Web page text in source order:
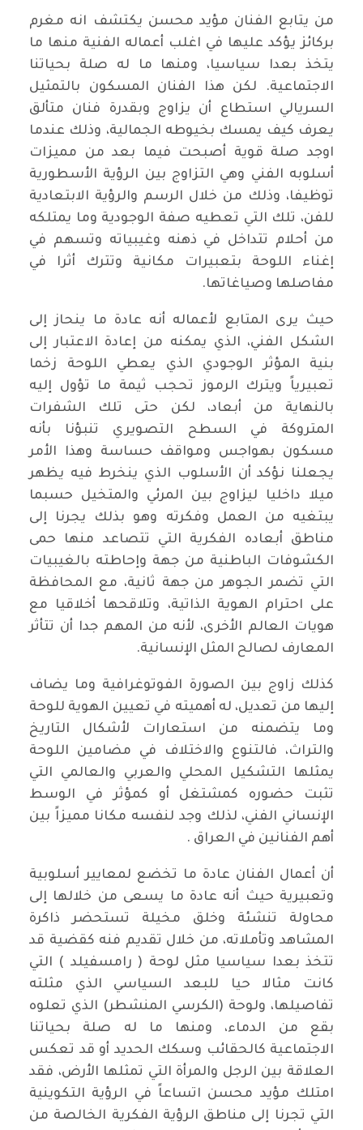
من يتابع الفنان مؤيد محسن يكتشف انه مغرم
بركائز يؤكد عليها في اغلب أعماله الفنية منها ما
يتخذ بعدا سياسيا، ومنها ما له صلة بحياتنا
الاجتماعية. لكن هذا الفنان المسكون بالتمثيل
السريالي استطاع أن يزاوج وبقدرة فنان متألق
يعرف كيف يمسك بخيوطه الجمالية، وذلك عندما
اوجد صلة قوية أصبحت فيما بعد من مميزات
أسلوبه الفني وهي التزاوج بين الرؤية الأسطورية
توظيفا، وذلك من خلال الرسم والرؤية الابتعادية
للفن، تلك التي تعطيه صفة الوجودية وما يمتلكه
من أحلام تتداخل في ذهنه وغيبياته وتسهم في
إغناء اللوحة بتعبيرات مكانية وتترك أثرا في
مفاصلها وصياغاتها.
حيث يرى المتابع لأعماله أنه عادة ما ينحاز إلى
الشكل الفني، الذي يمكنه من إعادة الاعتبار إلى
بنية المؤثر الوجودي الذي يعطي اللوحة زخما
تعبيرياً ويترك الرموز تحجب ثيمة ما تؤول إليه
بالنهاية من أبعاد، لكن حتى تلك الشفرات
المتروكة في السطح التصويري تنبؤنا بأنه
مسكون بهواجس ومواقف حساسة وهذا الأمر
يجعلنا نؤكد أن الأسلوب الذي ينخرط فيه يظهر
ميلا داخليا ليزاوج بين المرئي والمتخيل حسبما
يبتغيه من العمل وفكرته وهو بذلك يجرنا إلى
مناطق أبعاده الفكرية التي تتصاعد منها حمى
الكشوفات الباطنية من جهة وإحاطته بالغيبيات
التي تضمر الجوهر من جهة ثانية، مع المحافظة
على احترام الهوية الذاتية، وتلاقحها أخلاقيا مع
هويات العالم الأخرى، لأنه من المهم جدا أن تتأثر
المعارف لصالح المثل الإنسانية.
كذلك زاوج بين الصورة الفوتوغرافية وما يضاف
إليها من تعديل، له أهميته في تعيين الهوية للوحة
وما يتضمنه من استعارات لأشكال التاريخ
والتراث، فالتنوع والاختلاف في مضامين اللوحة
يمثلها التشكيل المحلي والعربي والعالمي التي
تثبت حضوره كمشتغل أو كمؤثر في الوسط
الإنساني الفني، لذلك وجد لنفسه مكانا مميزاً بين
أهم الفنانين في العراق .
أن أعمال الفنان عادة ما تخضع لمعايير أسلوبية
وتعبيرية حيث أنه عادة ما يسعى من خلالها إلى
محاولة تنشئة وخلق مخيلة تستحضر ذاكرة
المشاهد وتأملاته، من خلال تقديم فنه كقضية قد
تتخذ بعدا سياسيا مثل لوحة ( رامسفيلد ) التي
كانت مثالا حيا للبعد السياسي الذي مثلته
تفاصيلها، ولوحة (الكرسي المنشطر) الذي تعلوه
بقع من الدماء، ومنها ما له صلة بحياتنا
الاجتماعية كالحقائب وسكك الحديد أو قد تعكس
العلاقة بين الرجل والمرأة التي تمثلها الأرض، فقد
امتلك مؤيد محسن اتساعاً في الرؤية التكوينية
التي تجرنا إلى مناطق الرؤية الفكرية الخالصة من